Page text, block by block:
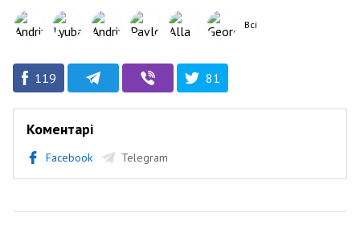
Всі
119 81
Коментарі
Facebook Telegram